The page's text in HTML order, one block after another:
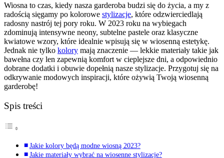
Wiosna to czas, kiedy nasza garderoba budzi się do życia, a my z
radością sięgamy po kolorowe stylizacje, które odzwierciedlają
radosny nastrój tej pory roku. W 2023 roku na wybiegach
zdominują intensywne neony, subtelne pastele oraz klasyczne
kwiatowe wzory, które idealnie wpisują się w wiosenną estetykę.
Jednak nie tylko kolory mają znaczenie — lekkie materiały takie jak
bawełna czy len zapewnią komfort w cieplejsze dni, a odpowiednio
dobrane dodatki i obuwie dopełnią nasze stylizacje. Przygotuj się na
odkrywanie modowych inspiracji, które ożywią Twoją wiosenną
garderobę!
Spis treści
Jakie kolory będą modne wiosną 2023?
Jakie materiały wybrać na wiosenne stylizacje?